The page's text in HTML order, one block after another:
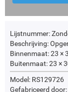
Lijstnummer:
Beschrijving:
Binnenmaat:23 ×
Buitenmaat:23 ×
Model: RS129726
Gefabriceerd door: